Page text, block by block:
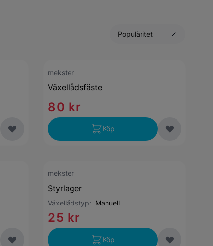
Sortera efter
mekster
Växellådsfäste
80 kr
Köp
mekster
Styrlager
Växellådstyp: Manuell
25 kr
Köp